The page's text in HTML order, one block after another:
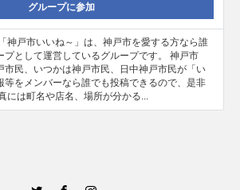
グループに参加
神戸市いいね～」は、神戸市を愛する方なら誰
プとして運営しているグループです。 神戸市
市民、いつかは神戸市民、日中神戸市民が「い
等をメンバーなら誰でも投稿できるので、是非
には町名や店名、場所が分かる...